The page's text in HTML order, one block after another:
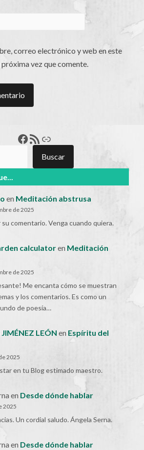
correo electrónico y web en este
vez que comente.
Francisco Pérez
Feed RSSEnlace
Buscar
en Meditación abstrusa
de 2025
su comentario. Venga cuando quiera.
calculatoren Meditación
de 2025
Me encanta cómo se muestran
y los comentarios. Es como un
de poesía…
LEÓN en Espíritu del
2025
en tu Blog estimado maestro.
en Desde dónde hablar
2025
Un cordial saludo. Ángela Serna.
en Desde dónde hablar